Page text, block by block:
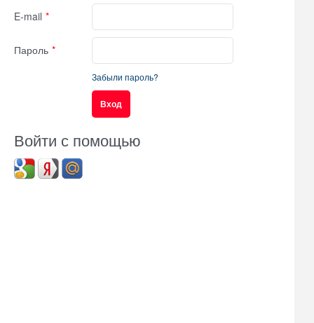
E-mail
Пароль
Забыли пароль?
Войти с помощью